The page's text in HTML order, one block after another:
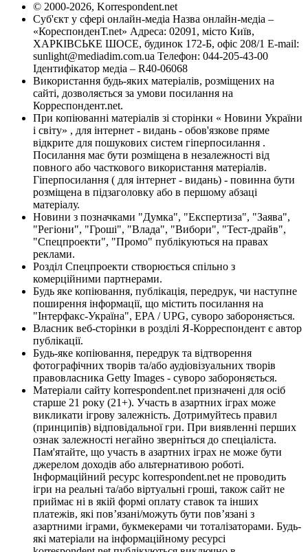
© 2000-2026, Korrespondent.net
Суб'єкт у сфері онлайн-медіа Назва онлайн-медіа –
«КореспонденТ.net» Адреса: 02091, місто Київ,
ХАРКІВСЬКЕ ШОСЕ, будинок 172-Б, офіс 208/1 E-mail:
sunlight@mediadim.com.ua Телефон: 044-205-43-00
Ідентифікатор медіа – R40-06068
Використання будь-яких матеріалів, розміщених на
сайті, дозволяється за умови посилання на
Корреспондент.net.
При копіюванні матеріалів зі сторінки « Новини України
і світу» , для інтернет - видань - обов'язкове пряме
відкрите для пошукових систем гіперпосилання .
Посилання має бути розміщена в незалежності від
повного або часткового використання матеріалів.
Гіперпосилання ( для інтернет - видань) - повинна бути
розміщена в підзаголовку або в першому абзаці
матеріалу.
Новини з позначками "Думка", "Експертиза", "Заява",
"Регіони", "Гроші", "Влада", "Вибори", "Тест-драйв",
"Спецпроекти", "Промо" публікуються на правах
реклами.
Розділ Спецпроекти створюється спільно з
комерційними партнерами.
Будь яке копіювання, публікація, передрук, чи наступне
поширення інформації, що містить посилання на
"Інтерфакс-Україна", EPA / UPG, суворо забороняється.
Власник веб-сторінки в розділі Я-Корреспондент є автор
публікації.
Будь-яке копіювання, передрук та відтворення
фотографічних творів та/або аудіовізуальних творів
правовласника Getty Images - суворо забороняється.
Матеріали сайту korrespondent.net призначені для осіб
старше 21 року (21+). Участь в азартних іграх може
викликати ігрову залежність. Дотримуйтесь правил
(принципів) відповідальної гри. При виявленні перших
ознак залежності негайно зверніться до спеціаліста.
Пам'ятайте, що участь в азартних іграх не може бути
джерелом доходів або альтернативою роботі.
Інформаційний ресурс korrespondent.net не проводить
ігри на реальні та/або віртуальні гроші, також сайт не
приймає ні в якій формі оплату ставок та інших
платежів, які пов’язані/можуть бути пов’язані з
азартними іграми, букмекерами чи тоталізаторами. Будь-
які матеріали на інформаційному ресурсі